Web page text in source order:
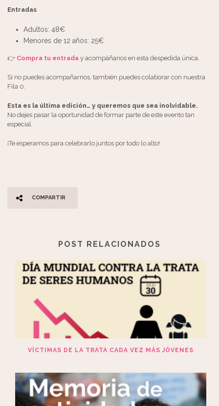
Entradas
Adultos: 48€
Menores de 12 años: 25€
👉 Compra tu entrada y acompáñanos en esta despedida única.
Si no puedes acompañarnos, también puedes colaborar con nuestra
Fila 0.
Esta es la última edición… y queremos que sea inolvidable.
No dejes pasar la oportunidad de formar parte de este evento tan
especial.
¡Te esperamos para celebrarlo juntos por todo lo alto!
COMPARTIR
POST RELACIONADOS
VÍCTIMAS DE LA TRATA CADA VEZ MÁS JÓVENES